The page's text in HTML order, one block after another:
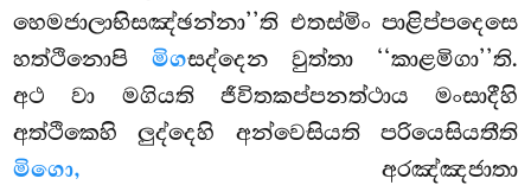
හෙමජාලාභිසඤ්ඡන්නා’’ති එතස්මිං පාළිප්පදෙසෙ
හත්ථිනොපි මිගසද්දෙන වුත්තා ‘‘කාළමිගා’’ති.
අථ වා මගියති ජීවිතකප්පනත්ථාය මංසාදීහි
අත්ථිකෙහි ලුද්දෙහි අන්වෙසියති පරියෙසියතීති
මිගො, අරඤ්ඤජාතා